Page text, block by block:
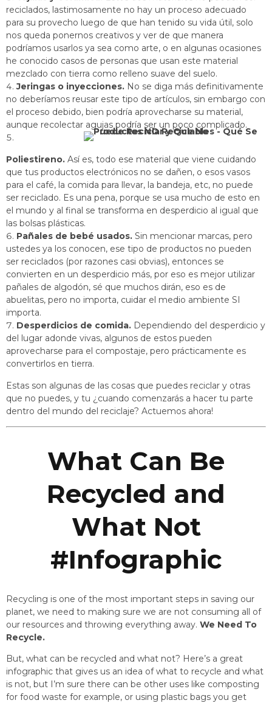
reciclados, lastimosamente no hay un proceso adecuado
para su provecho luego de que han tenido su vida útil, solo
nos queda ponernos creativos y ver de que manera
podríamos usarlos ya sea como arte, o en algunas ocasiones
he conocido casos de personas que usan este material
mezclado con tierra como relleno suave del suelo.
Jeringas o inyecciones. No se diga más definitivamente
no deberíamos reusar este tipo de artículos, sin embargo con
el proceso debido, bien podría aprovecharse su material,
aunque recolectar agujas podría ser un poco complicado.
Poliestireno. Así es, todo ese material que viene cuidando
que tus productos electrónicos no se dañen, o esos vasos
para el café, la comida para llevar, la bandeja, etc, no puede
ser reciclado. Es una pena, porque se usa mucho de esto en
el mundo y al final se transforma en desperdicio al igual que
las bolsas plásticas.
Pañales de bebé usados. Sin mencionar marcas, pero
ustedes ya los conocen, ese tipo de productos no pueden
ser reciclados (por razones casi obvias), entonces se
convierten en un desperdicio más, por eso es mejor utilizar
pañales de algodón, sé que muchos dirán, eso es de
abuelitas, pero no importa, cuidar el medio ambiente SI
importa.
Desperdicios de comida. Dependiendo del desperdicio y
del lugar adonde vivas, algunos de estos pueden
aprovecharse para el compostaje, pero prácticamente es
convertirlos en tierra.
Estas son algunas de las cosas que puedes reciclar y otras
que no puedes, y tu ¿cuando comenzarás a hacer tu parte
dentro del mundo del reciclaje? Actuemos ahora!
What Can Be
Recycled and
What Not
#Infographic
Recycling is one of the most important steps in saving our
planet, we need to making sure we are not consuming all of
our resources and throwing everything away. We Need To
Recycle.
But, what can be recycled and what not? Here’s a great
infographic that gives us an idea of what to recycle and what
is not, but I’m sure there can be other uses like composting
for food waste for example, or using plastic bags you get